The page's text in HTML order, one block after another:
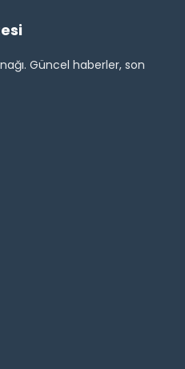
Güncel haberler, son